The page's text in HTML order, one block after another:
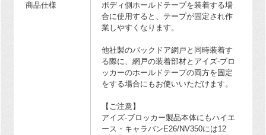
商品仕様
ボディ側ホールドテープを装着する場
合に使用すると、テープが固定され作
業しやすくなります。
他社製のバックドア網戸と同時装着す
る際に、網戸の装着部材とアイズ-ブロ
ッカーのホールドテープの両方を固定
をする場合にもお使いいただけます。
【ご注意】
アイズ-ブロッカー製品本体にもハイエ
ース・キャラバンE26/NV350には12